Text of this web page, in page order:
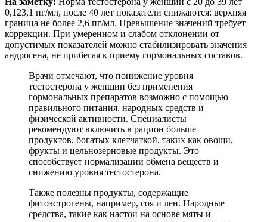
0,123,1 пг/мл, после 40 лет показатели снижаются: верхняя
граница не более 2,6 пг/мл. Превышение значений требует
коррекции. При умеренном и слабом отклонении от
допустимых показателей можно стабилизировать значения
андрогена, не прибегая к приему гормональных составов.
Врачи отмечают, что понижение уровня
тестостерона у женщин без применения
гормональных препаратов возможно с помощью
правильного питания, народных средств и
физической активности. Специалисты
рекомендуют включить в рацион больше
продуктов, богатых клетчаткой, таких как овощи,
фрукты и цельнозерновые продукты. Это
способствует нормализации обмена веществ и
снижению уровня тестостерона.
Также полезны продукты, содержащие
фитоэстрогены, например, соя и лен. Народные
средства, такие как настои на основе мяты и